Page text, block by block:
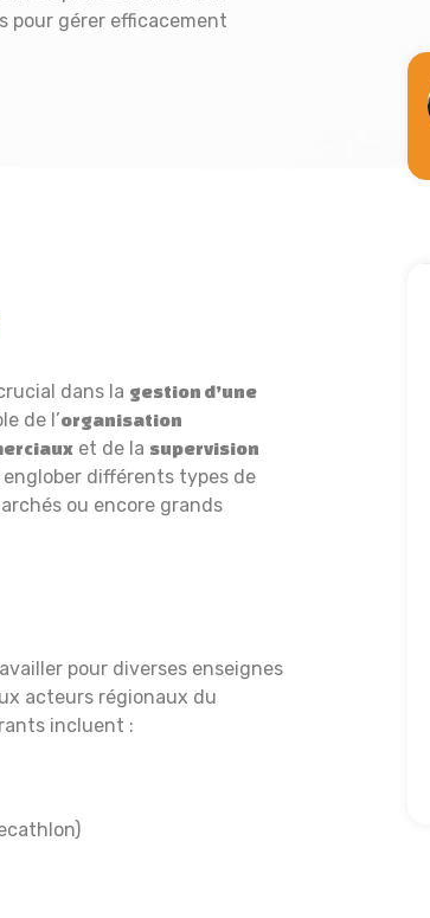
pour gérer efficacement
dans la gestion d’une
de l’organisation
et de la supervision
englober différents types de
ou encore grands
pour diverses enseignes
acteurs régionaux du
incluent :